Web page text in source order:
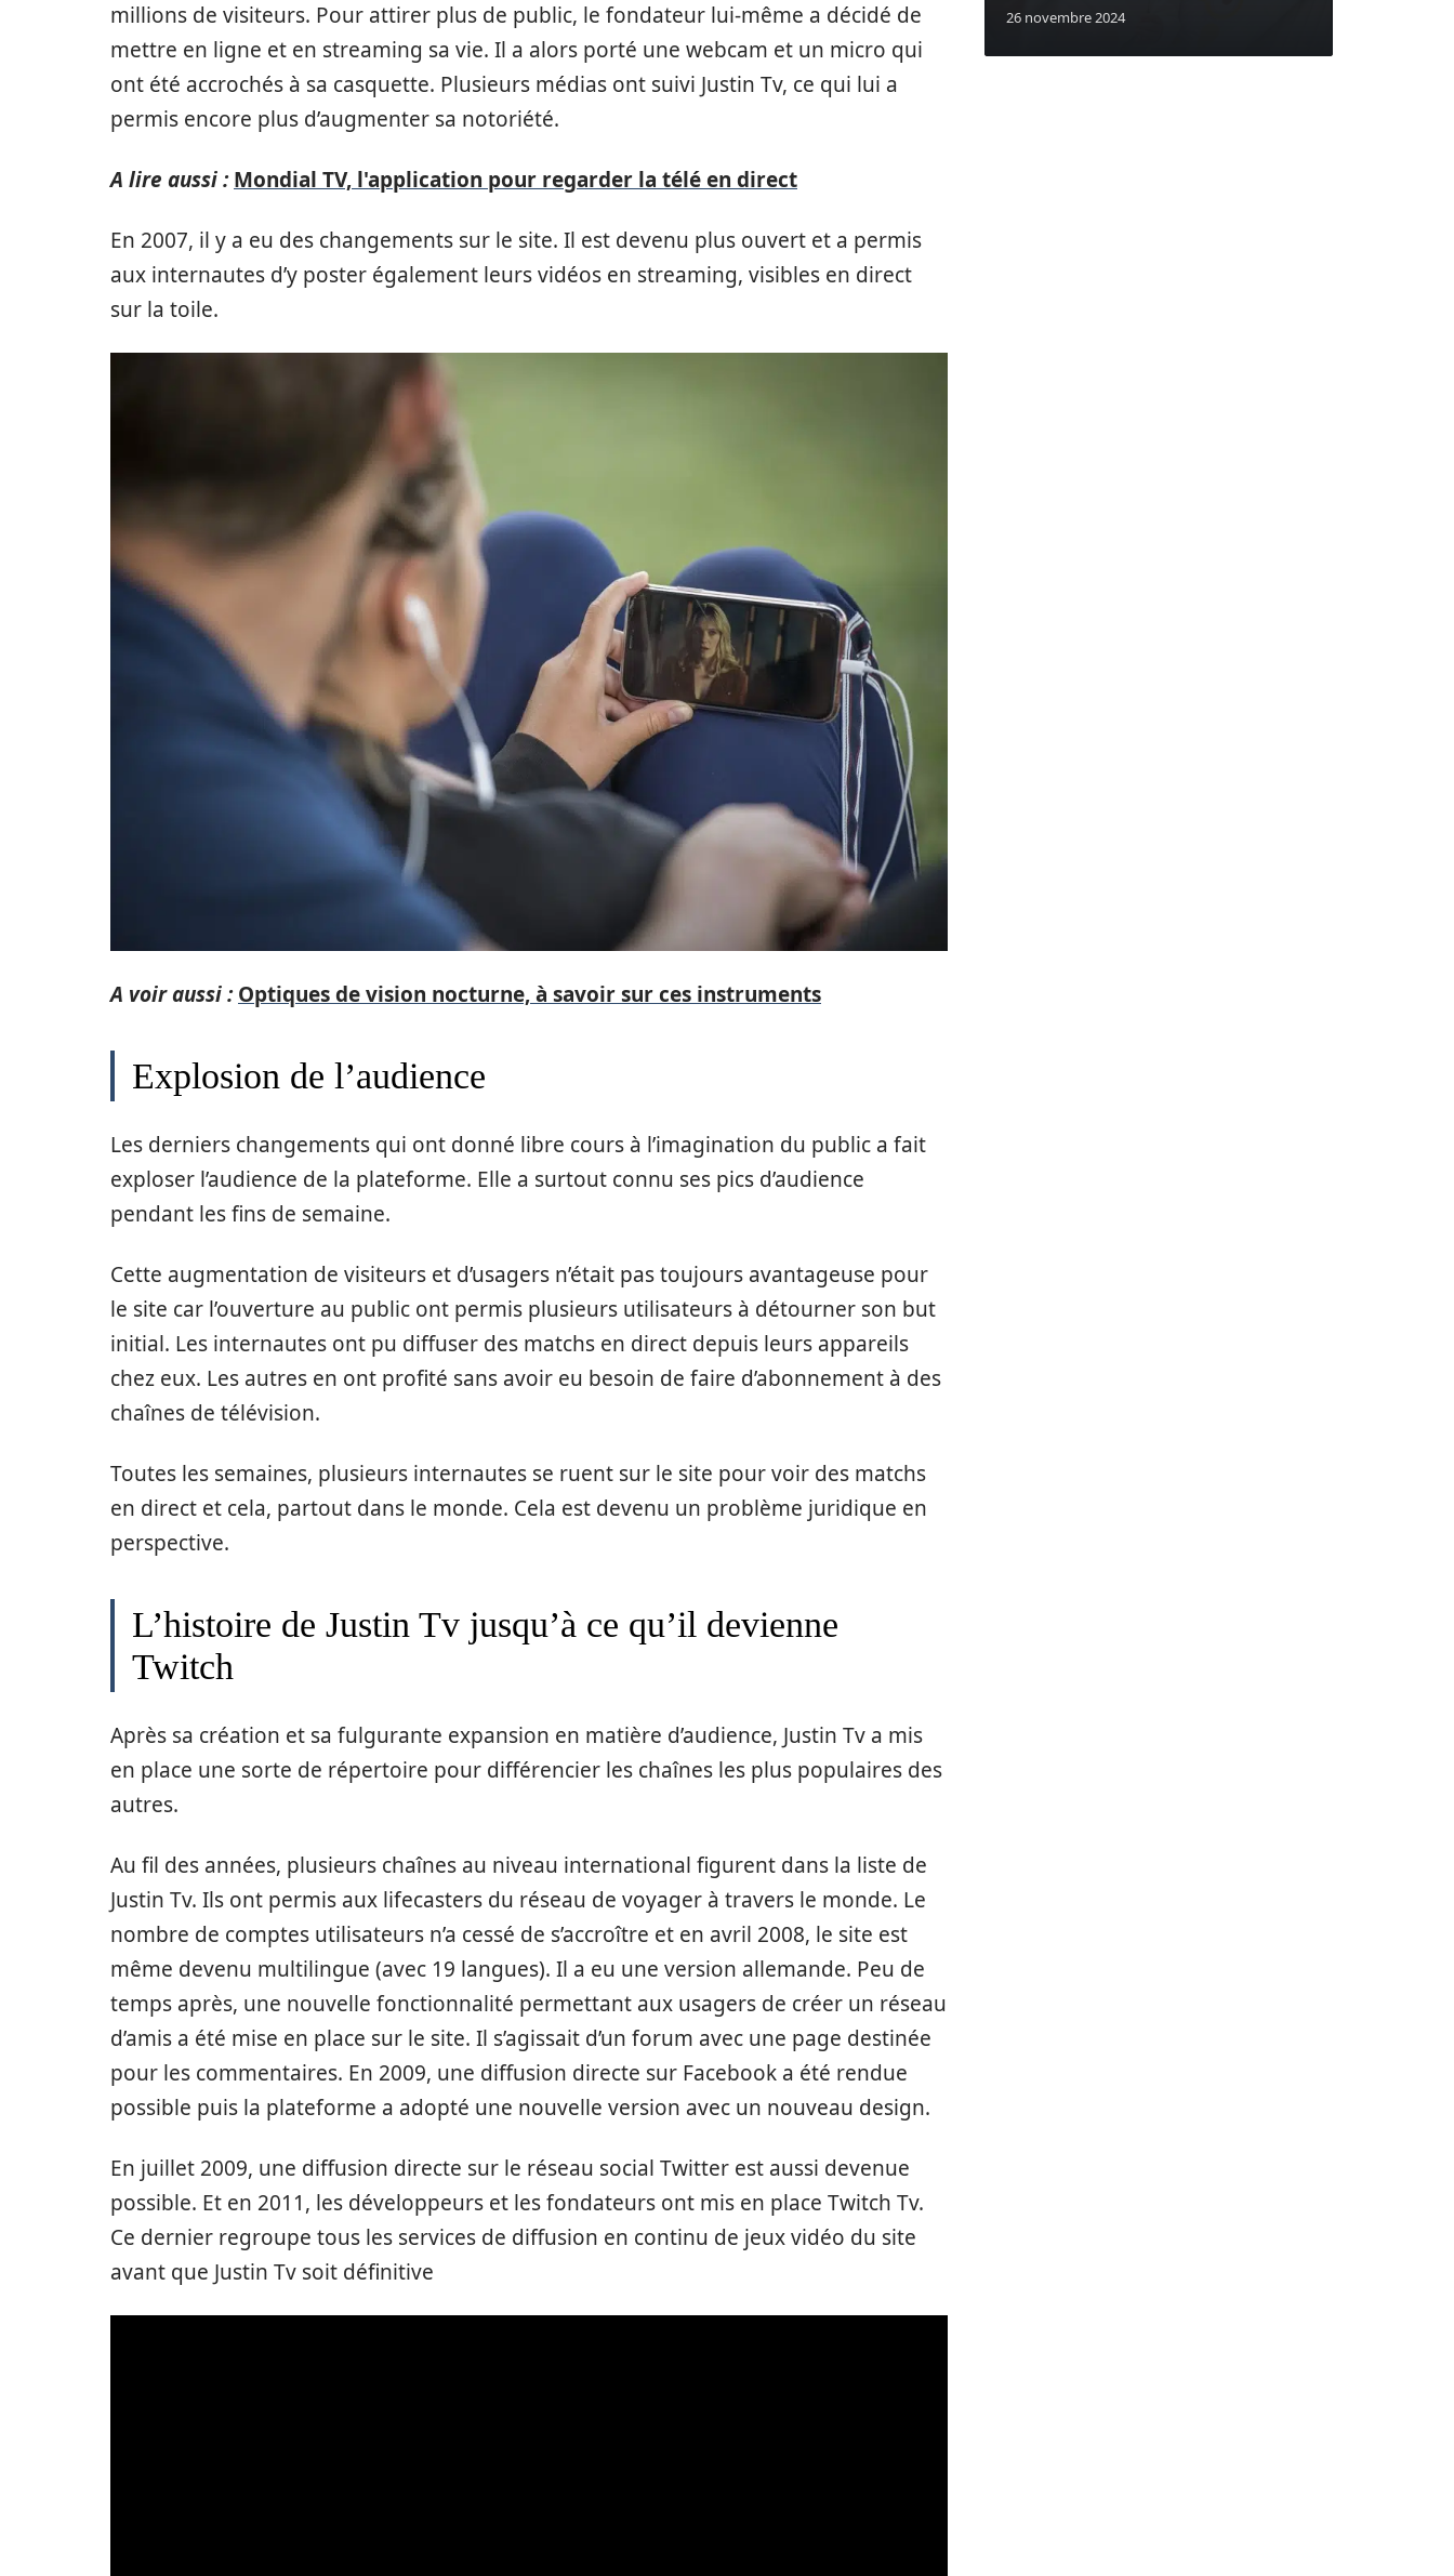
millions de visiteurs. Pour attirer plus de public, le fondateur lui-même a décidé de
mettre en ligne et en streaming sa vie. Il a alors porté une webcam et un micro qui
ont été accrochés à sa casquette. Plusieurs médias ont suivi Justin Tv, ce qui lui a
permis encore plus d’augmenter sa notoriété.
A lire aussi : Mondial TV, l'application pour regarder la télé en direct
En 2007, il y a eu des changements sur le site. Il est devenu plus ouvert et a permis
aux internautes d’y poster également leurs vidéos en streaming, visibles en direct
sur la toile.
A voir aussi : Optiques de vision nocturne, à savoir sur ces instruments
Explosion de l’audience
Les derniers changements qui ont donné libre cours à l’imagination du public a fait
exploser l’audience de la plateforme. Elle a surtout connu ses pics d’audience
pendant les fins de semaine.
Cette augmentation de visiteurs et d’usagers n’était pas toujours avantageuse pour
le site car l’ouverture au public ont permis plusieurs utilisateurs à détourner son but
initial. Les internautes ont pu diffuser des matchs en direct depuis leurs appareils
chez eux. Les autres en ont profité sans avoir eu besoin de faire d’abonnement à des
chaînes de télévision.
Toutes les semaines, plusieurs internautes se ruent sur le site pour voir des matchs
en direct et cela, partout dans le monde. Cela est devenu un problème juridique en
perspective.
L’histoire de Justin Tv jusqu’à ce qu’il devienne
Twitch
Après sa création et sa fulgurante expansion en matière d’audience, Justin Tv a mis
en place une sorte de répertoire pour différencier les chaînes les plus populaires des
autres.
Au fil des années, plusieurs chaînes au niveau international figurent dans la liste de
Justin Tv. Ils ont permis aux lifecasters du réseau de voyager à travers le monde. Le
nombre de comptes utilisateurs n’a cessé de s’accroître et en avril 2008, le site est
même devenu multilingue (avec 19 langues). Il a eu une version allemande. Peu de
temps après, une nouvelle fonctionnalité permettant aux usagers de créer un réseau
d’amis a été mise en place sur le site. Il s’agissait d’un forum avec une page destinée
pour les commentaires. En 2009, une diffusion directe sur Facebook a été rendue
possible puis la plateforme a adopté une nouvelle version avec un nouveau design.
En juillet 2009, une diffusion directe sur le réseau social Twitter est aussi devenue
possible. Et en 2011, les développeurs et les fondateurs ont mis en place Twitch Tv.
Ce dernier regroupe tous les services de diffusion en continu de jeux vidéo du site
avant que Justin Tv soit définitive
26 novembre 2024